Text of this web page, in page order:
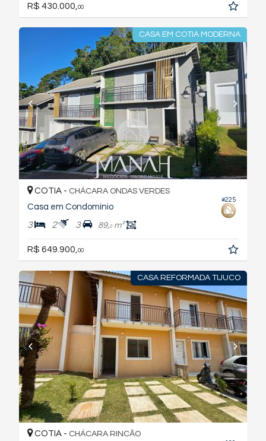
R$ 430.000,00
CASA EM COTIA MODERNA
#225
COTIA - CHÁCARA ONDAS VERDES
Casa em Condomínio
3 2 3 89,0m²
R$ 649.900, 00
CASA REFORMADA TIJUCO
COTIA - CHÁCARA RINCÃO